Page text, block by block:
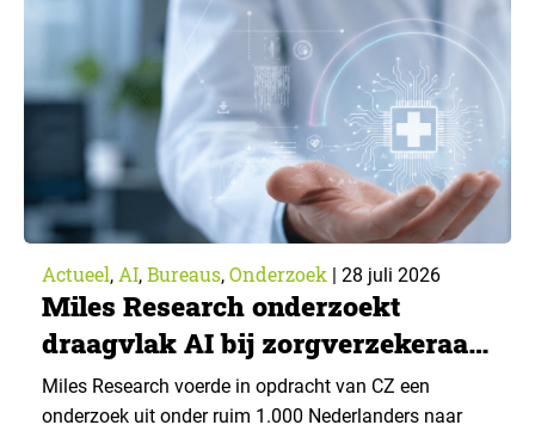
Actueel, AI, Bureaus, Onderzoek | 28 juli 2026
Miles Research onderzoekt
draagvlak AI bij zorgverzekeraar
CZ
Miles Research voerde in opdracht van CZ een
onderzoek uit onder ruim 1.000 Nederlanders naar